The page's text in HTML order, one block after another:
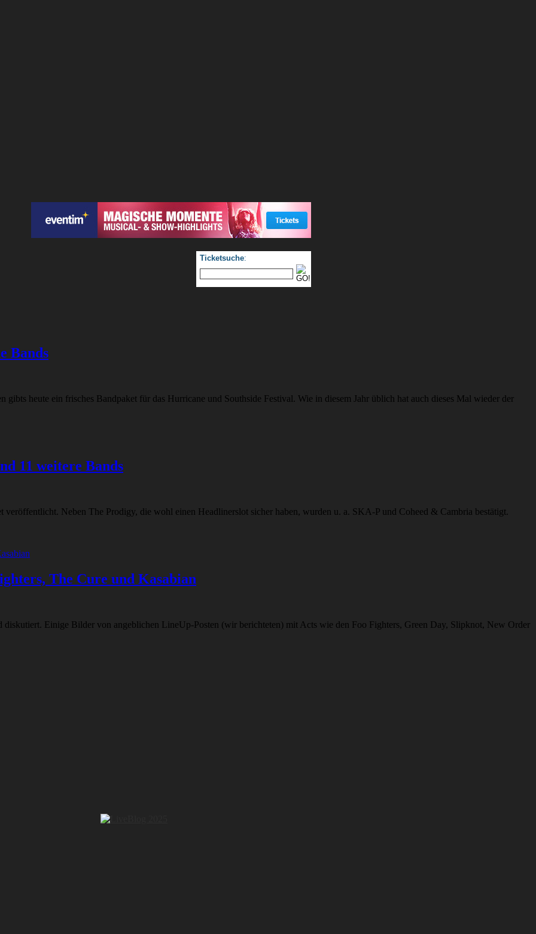
Ticketsuche:
Bands
gibts heute ein frisches Bandpaket für das Hurricane und Southside Festival. Wie in diesem Jahr üblich hat auch dieses Mal wieder der
11 weitere Bands
veröffentlicht. Neben The Prodigy, die wohl einen Headlinerslot sicher haben, wurden u. a. SKA-P und Coheed & Cambria bestätigt.
The Cure und Kasabian
Einige Bilder von angeblichen LineUp-Posten (wir berichteten) mit Acts wie den Foo Fighters, Green Day, Slipknot, New Order